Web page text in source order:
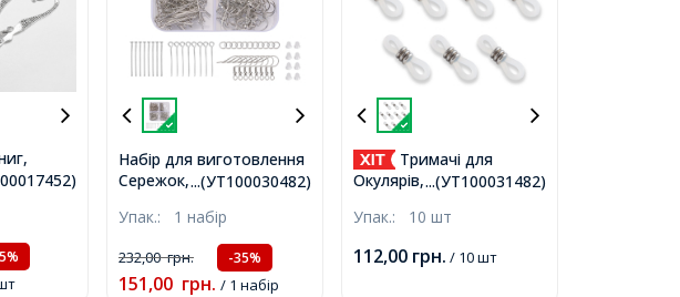
Античне
...(УТ100030482)
Набір для виготовлення
Сережок, Залізо і
7.3х6.9х2.4см,
Упак.: 1 набір
232,00грн. -35%
151,00 грн. / 1 набір
...(УТ100031482)
Тримачі для
Окулярів, Фурнітура з
Гумові Петлі,
Отвір 3х2мм, Фурнітура
Упак.: 10 шт
112,00 грн. / 10 шт